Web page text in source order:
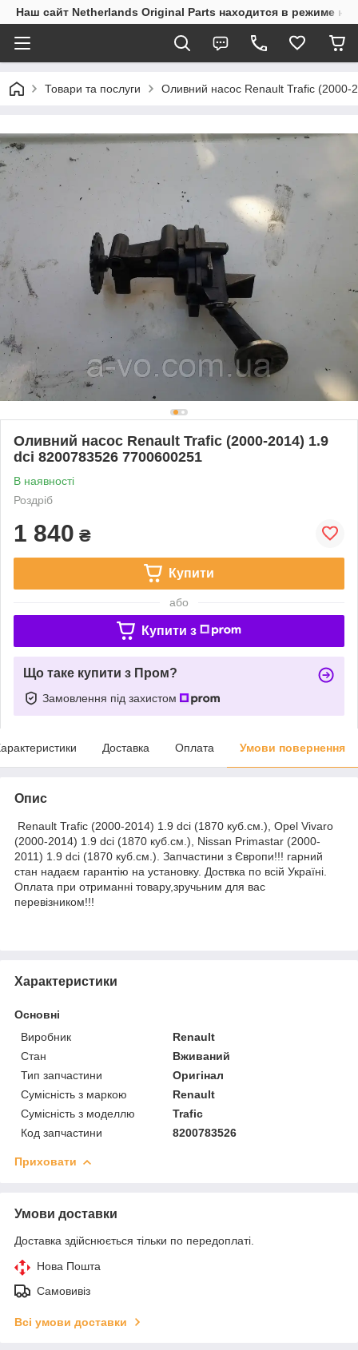
Наш сайт Netherlands Original Parts находится в режиме
Товари та послуги Оливний насос Renault Trafic
Оливний насос Renault Trafic (2000-2014) 1.9
dci 8200783526 7700600251
В наявності
Роздріб
1 840 ₴
Купити
або
Купити з
Що таке купити з Пром?
Замовлення під захистом
Доставка Оплата Умови повернення
Опис
Renault Trafic (2000-2014) 1.9 dci (1870 куб.см.), Opel Vivaro
(2000-2014) 1.9 dci (1870 куб.см.), Nissan Primastar (2000-
2011) 1.9 dci (1870 куб.см.). Запчастини з Європи!!! гарний
стан надаєм гарантію на установку. Доствка по всій Україні.
Оплата при отриманні товару,зручьним для вас
перевізником!!!
Характеристики
Основні
Виробник
Renault
Стан
Вживаний
Тип запчастини
Оригінал
Сумісність з маркою
Renault
Сумісність з моделлю
Trafic
Код запчастини
8200783526
Приховати
Умови доставки
Доставка здійснюється тільки по передоплаті.
Нова Пошта
Самовивіз
Всі умови доставки